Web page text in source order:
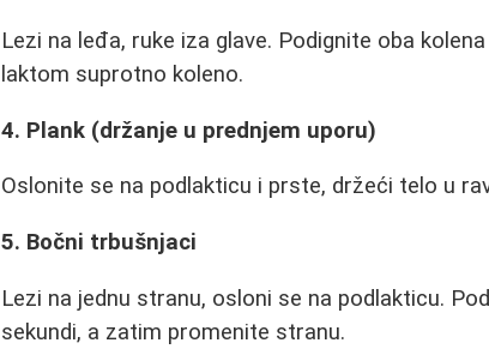
Lezi na leđa, ruke iza glave. Podignite oba
laktom suprotno koleno.
4. Plank (držanje u prednjem uporu)
Oslonite se na podlakticu i prste, držeći telo u
5. Bočni trbušnjaci
Lezi na jednu stranu, osloni se na podlakticu.
sekundi, a zatim promenite stranu.